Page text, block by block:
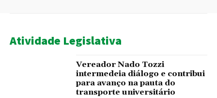
Atividade Legislativa
Vereador Nado Tozzi
intermedeia diálogo e contribui
para avanço na pauta do
transporte universitário